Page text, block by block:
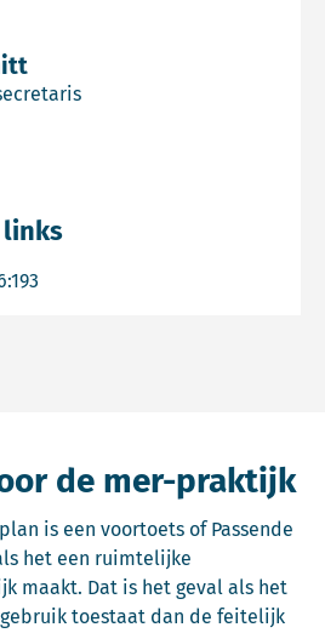
links
de mer-praktijk
is een voortoets of Passende
het een ruimtelijke
maakt. Dat is het geval als het
toestaat dan de feitelijk